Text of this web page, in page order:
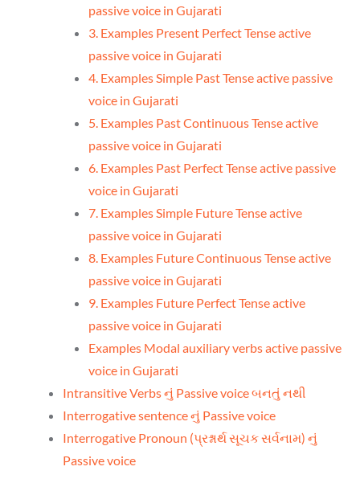
passive voice in Gujarati
3. Examples Present Perfect Tense active
passive voice in Gujarati
4. Examples Simple Past Tense active passive
voice in Gujarati
5. Examples Past Continuous Tense active
passive voice in Gujarati
6. Examples Past Perfect Tense active passive
voice in Gujarati
7. Examples Simple Future Tense active
passive voice in Gujarati
8. Examples Future Continuous Tense active
passive voice in Gujarati
9. Examples Future Perfect Tense active
passive voice in Gujarati
Examples Modal auxiliary verbs active passive
voice in Gujarati
Intransitive Verbs નું Passive voice બનતું નથી
Interrogative sentence નું Passive voice
Interrogative Pronoun (પ્રશ્નાર્થ સૂચક સર્વનામ) નું
Passive voice